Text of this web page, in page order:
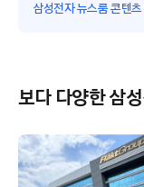
삼성전자 뉴스룸 콘텐
보다 다양한 삼